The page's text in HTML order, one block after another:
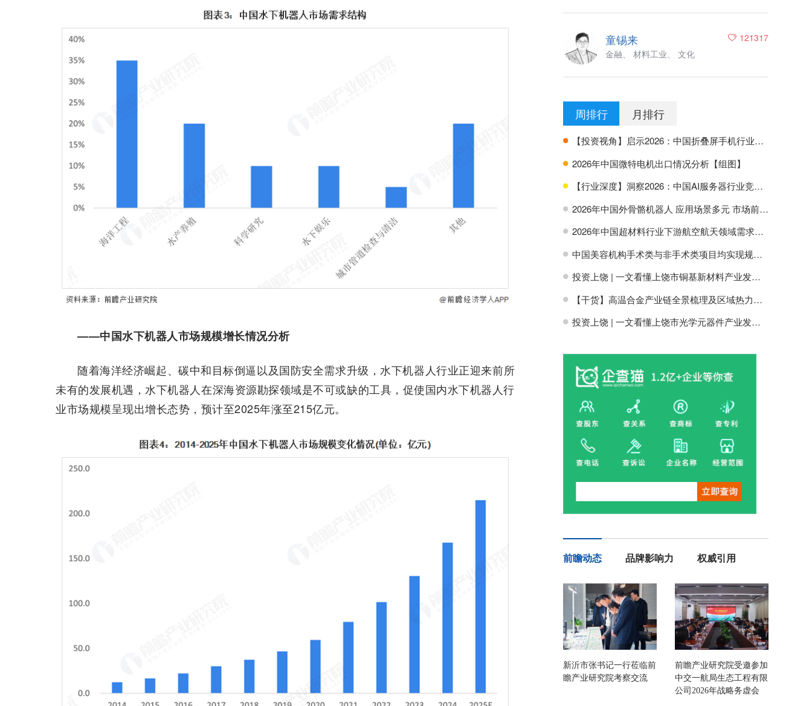
——中国水下机器人市场规模增长情况分析
随着海洋经济崛起、碳中和目标倒逼以及国防安全需求升级，水下机器人行业正迎来前所
未有的发展机遇，水下机器人在深海资源勘探领域是不可或缺的工具，促使国内水下机器人行
业市场规模呈现出增长态势，预计至2025年涨至215亿元。
121317
童锡来
金融、 材料工业、 文化
周排行 月排行
H 【投资视角】启示2026：中国折叠屏手机行业投融资及兼并重组分析
H 2026年中国微特电机出口情况分析【组图】
H 【行业深度】洞察2026：中国AI服务器行业竞争格局及市场份额
H 2026年中国外骨骼机器人 应用场景多元 市场前景广阔【组图】
H 2026年中国超材料行业下游航空航天领域需求分析【组图】
H 中国美容机构手术类与非手术类项目均实现规模增长【组图】
H 投资上饶 | 一文看懂上饶市铜基新材料产业发展现状与投资机会前瞻
H 【干货】高温合金产业链全景梳理及区域热力地图
H 投资上饶 | 一文看懂上饶市光学元器件产业发展现状与投资机会前瞻
前瞻动态 品牌影响力 权威引用
新沂市张书记一行莅临前
瞻产业研究院考察交流
前瞻产业研究院受邀参加
中交一航局生态工程有限
公司2026年战略务虚会